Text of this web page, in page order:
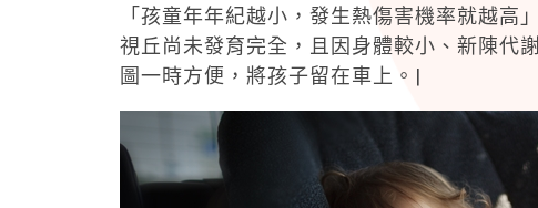
「孩童年年紀越小，發生熱傷害機率就越
視丘尚未發育完全，且因身體較小、新陳代
圖一時方便，將孩子留在車上。|